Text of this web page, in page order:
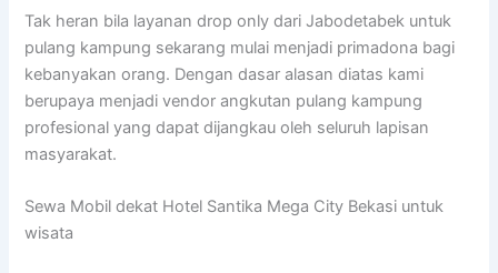
Tak heran bila layanan drop only dari Jabodetabek untuk
pulang kampung sekarang mulai menjadi primadona bagi
kebanyakan orang. Dengan dasar alasan diatas kami
berupaya menjadi vendor angkutan pulang kampung
profesional yang dapat dijangkau oleh seluruh lapisan
masyarakat.
Sewa Mobil dekat Hotel Santika Mega City Bekasi untuk
wisata